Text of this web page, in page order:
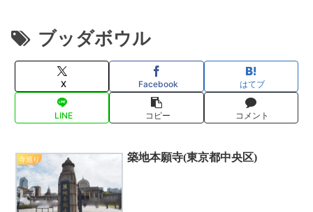
ブッダボウル
X Facebook はてブ
LINE コピー コメント
寺巡り 築地本願寺(東京都中央区)